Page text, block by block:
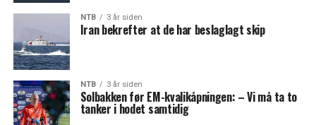
NTB 3 år siden
Iran bekrefter at de har beslaglagt skip
NTB 3 år siden
Solbakken før EM-kvalikåpningen: – Vi må ta to
tanker i hodet samtidig